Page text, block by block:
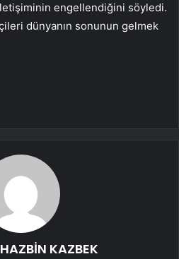
engellendiğini söyledi.
dünyanın sonunun gelmek
KAZBEK